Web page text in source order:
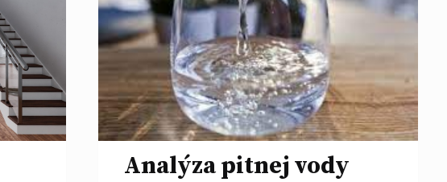
Analýza pitnej vody